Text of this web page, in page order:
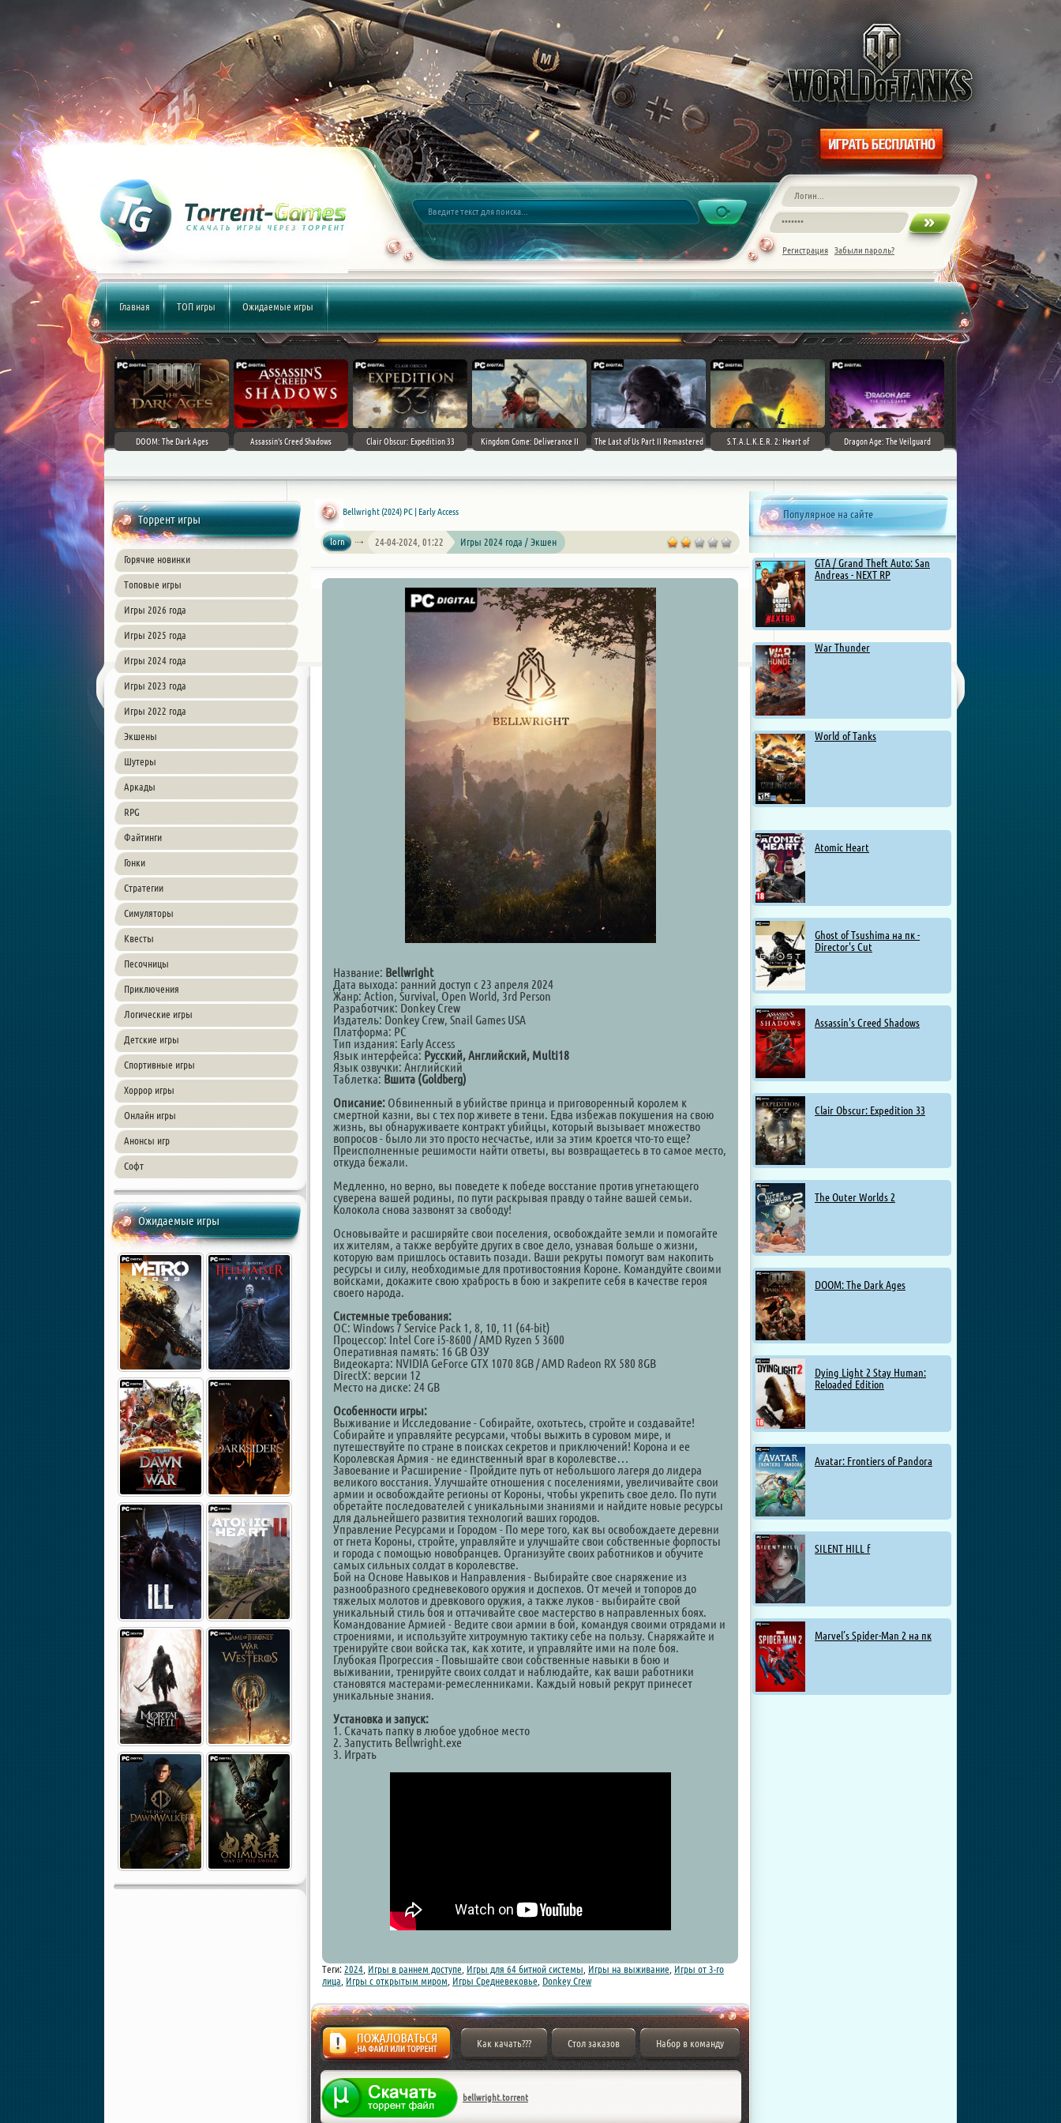
Регистрация Забыли пароль?
Главная ТОП игры Ожидаемые игры
DOOM: The Dark Ages Assassin's Creed Shadows Clair Obscur: Expedition 33 Kingdom Come: Deliverance II The Last of Us Part II Remastered
S.T.A.L.K.E.R. 2: Heart of
Dragon Age: The Veilguard
Торрент игры
Горячие новинки
Топовые игры
Игры 2026 года
Игры 2025 года
Игры 2024 года
Игры 2023 года
Игры 2022 года
Экшены
Шутеры
Аркады
RPG
Файтинги
Гонки
Стратегии
Симуляторы
Квесты
Песочницы
Приключения
Логические игры
Детские игры
Спортивные игры
Хоррор игры
Онлайн игры
Анонсы игр
Софт
Ожидаемые игры
Популярное на сайте
GTA / Grand Theft Auto: San
Andreas - NEXT RP
War Thunder
World of Tanks
Atomic Heart
Ghost of Tsushima на пк -
Director's Cut
Assassin's Creed Shadows
Clair Obscur: Expedition 33
The Outer Worlds 2
DOOM: The Dark Ages
Dying Light 2 Stay Human:
Reloaded Edition
Avatar: Frontiers of Pandora
SILENT HILL f
Marvel’s Spider-Man 2 на пк
Bellwright (2024) PC | Early Access
lorn 24-04-2024, 01:22 Игры 2024 года / Экшен
Название: Bellwright
Дата выхода: ранний доступ с 23 апреля 2024
Жанр: Action, Survival, Open World, 3rd Person
Разработчик: Donkey Crew
Издатель: Donkey Crew, Snail Games USA
Платформа: PC
Тип издания: Early Access
Язык интерфейса: Русский, Английский, Multi18
Язык озвучки: Английский
Таблетка: Вшита (Goldberg)
Описание: Обвиненный в убийстве принца и приговоренный королем к
смертной казни, вы с тех пор живете в тени. Едва избежав покушения на свою
жизнь, вы обнаруживаете контракт убийцы, который вызывает множество
вопросов - было ли это просто несчастье, или за этим кроется что-то еще?
Преисполненные решимости найти ответы, вы возвращаетесь в то самое место,
откуда бежали.
Медленно, но верно, вы поведете к победе восстание против угнетающего
суверена вашей родины, по пути раскрывая правду о тайне вашей семьи.
Колокола снова зазвонят за свободу!
Основывайте и расширяйте свои поселения, освобождайте земли и помогайте
их жителям, а также вербуйте других в свое дело, узнавая больше о жизни,
которую вам пришлось оставить позади. Ваши рекруты помогут вам накопить
ресурсы и силу, необходимые для противостояния Короне. Командуйте своими
войсками, докажите свою храбрость в бою и закрепите себя в качестве героя
своего народа.
Системные требования:
ОС: Windows 7 Service Pack 1, 8, 10, 11 (64-bit)
Процессор: Intel Core i5-8600 / AMD Ryzen 5 3600
Оперативная память: 16 GB ОЗУ
Видеокарта: NVIDIA GeForce GTX 1070 8GB / AMD Radeon RX 580 8GB
DirectX: версии 12
Место на диске: 24 GB
Особенности игры:
Выживание и Исследование - Собирайте, охотьтесь, стройте и создавайте!
Собирайте и управляйте ресурсами, чтобы выжить в суровом мире, и
путешествуйте по стране в поисках секретов и приключений! Корона и ее
Королевская Армия - не единственный враг в королевстве…
Завоевание и Расширение - Пройдите путь от небольшого лагеря до лидера
великого восстания. Улучшайте отношения с поселениями, увеличивайте свои
армии и освобождайте регионы от Короны, чтобы укрепить свое дело. По пути
обретайте последователей с уникальными знаниями и найдите новые ресурсы
для дальнейшего развития технологий ваших городов.
Управление Ресурсами и Городом - По мере того, как вы освобождаете деревни
от гнета Короны, стройте, управляйте и улучшайте свои собственные форпосты
и города с помощью новобранцев. Организуйте своих работников и обучите
самых сильных солдат в королевстве.
Бой на Основе Навыков и Направления - Выбирайте свое снаряжение из
разнообразного средневекового оружия и доспехов. От мечей и топоров до
тяжелых молотов и древкового оружия, а также луков - выбирайте свой
уникальный стиль боя и оттачивайте свое мастерство в направленных боях.
Командование Армией - Ведите свои армии в бой, командуя своими отрядами и
строениями, и используйте хитроумную тактику себе на пользу. Снаряжайте и
тренируйте свои войска так, как хотите, и управляйте ими на поле боя.
Глубокая Прогрессия - Повышайте свои собственные навыки в бою и
выживании, тренируйте своих солдат и наблюдайте, как ваши работники
становятся мастерами-ремесленниками. Каждый новый рекрут принесет
уникальные знания.
Установка и запуск:
1. Скачать папку в любое удобное место
2. Запустить Bellwright.exe
3. Играть
Теги: 2024 Игры в раннем доступе Игры для 64 битной системы Игры на выживание Игры от 3-го
лица Игры с открытым миром Игры Средневековье Donkey Crew
Жалоба
Как качать??? Стол заказов Набор в команду
bellwright.torrent